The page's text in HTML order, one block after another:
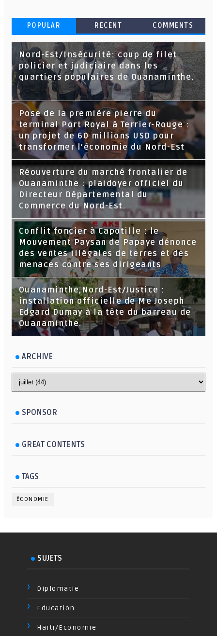
POPULAR RECENT COMMENTS
Nord-Est/Insécurité: coup de filet
policier et judiciaire dans les
quartiers populaires de Ouanaminthe.
Pose de la première pierre du
terminal Port Royal à Terrier-Rouge :
un projet de 60 millions USD pour
transformer l’économie du Nord-Est
Réouverture du marché frontalier de
Ouanaminthe : plaidoyer officiel du
Directeur Départemental du
Commerce du Nord-Est.
Conflit foncier à Capotille : le
Mouvement Paysan de Papaye dénonce
des ventes illégales de terres et des
menaces contre ses dirigeants
Ouanaminthe,Nord-Est/Justice :
installation officielle de Me Joseph
Edgard Dumay à la tête du barreau de
Ouanaminthe.
ARCHIVE
SPONSOR
GREAT CONTENTS
TAGS
ÉCONOMIE
SUJETS
Diplomatie
Education
Haiti/Economie